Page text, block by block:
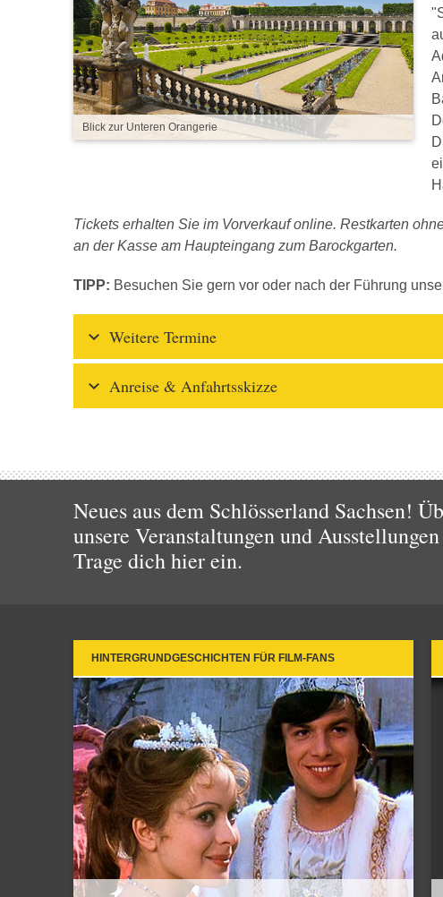
Blick zur Unteren Orangerie
Tickets erhalten Sie im Vorverkauf online. Restkarten
an der Kasse am Haupteingang zum Barockgarten.
TIPP: Besuchen Sie gern vor oder nach der Führung
Weitere Termine
Anreise & Anfahrtsskizze
Neues aus dem Schlösserland Sachsen!
unsere Veranstaltungen und
Trage dich hier ein.
HINTERGRUNDGESCHICHTEN FÜR FILM-FANS